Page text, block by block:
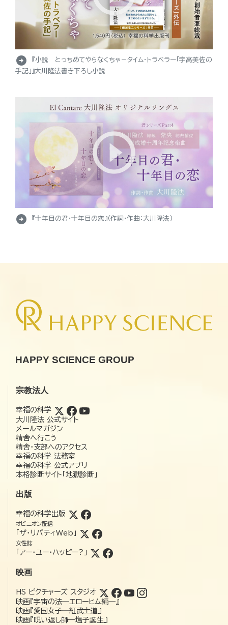
arrow_circle_right
『小説 とっちめてやらなくちゃ－タイム・トラベラー「宇高美佐の
手記」』大川隆法書き下ろし小説
arrow_circle_right 『十年目の君・十年目の恋』（作詞・作曲：大川隆法）
HAPPY SCIENCE GROUP
宗教法人
幸福の科学
大川隆法 公式サイト
メールマガジン
精舎へ行こう
精舎・支部へのアクセス
幸福の科学 法務室
幸福の科学 公式アプリ
本格診断サイト「地獄診断」
出版
幸福の科学出版
オピニオン配信
「ザ・リバティWeb」
女性誌
「アー・ユー・ハッピー?」
映画
HS ピクチャーズ スタジオ
映画『宇宙の法―エローヒム編―』
映画『愛国女子―紅武士道』
映画『呪い返し師—塩子誕生』